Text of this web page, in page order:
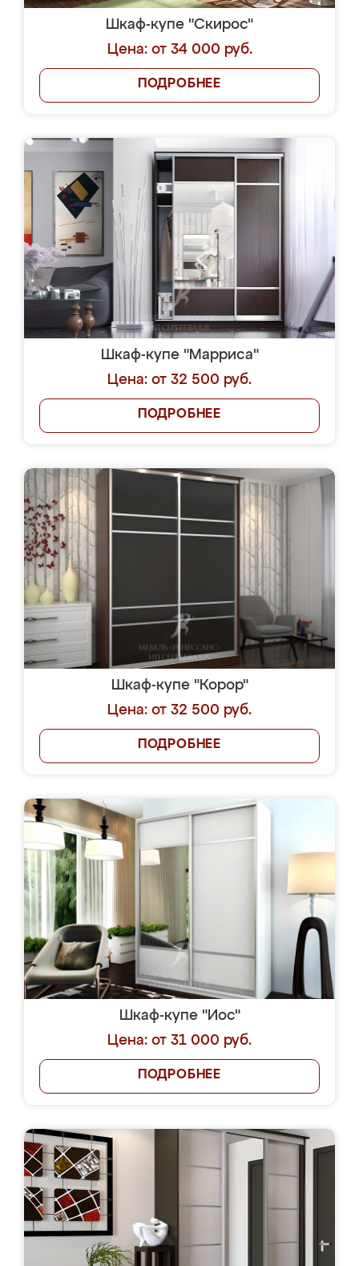
Шкаф-купе "Скирос"
Цена: от 34 000 руб.
ПОДРОБНЕЕ
Шкаф-купе "Марриса"
Цена: от 32 500 руб.
ПОДРОБНЕЕ
Шкаф-купе "Корор"
Цена: от 32 500 руб.
ПОДРОБНЕЕ
Шкаф-купе "Иос"
Цена: от 31 000 руб.
ПОДРОБНЕЕ